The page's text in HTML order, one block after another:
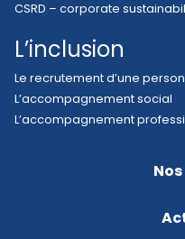
CSRD – corporate
L’inclusion
Le recrutement d’une
L’accompagnement social
L’accompagnement